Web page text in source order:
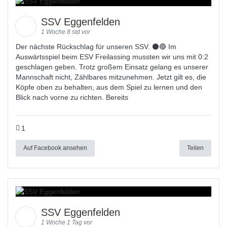
SSV Eggenfelden
1 Woche 8 std vor
Der nächste Rückschlag für unseren SSV. ⚫🔴 Im
Auswärtsspiel beim ESV Freilassing mussten wir uns mit 0:2
geschlagen geben. Trotz großem Einsatz gelang es unserer
Mannschaft nicht, Zählbares mitzunehmen. Jetzt gilt es, die
Köpfe oben zu behalten, aus dem Spiel zu lernen und den
Blick nach vorne zu richten. Bereits
1
Auf Facebook ansehen Teilen
SSV Eggenfelden
1 Woche 1 Tag vor